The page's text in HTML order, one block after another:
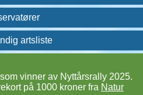
artsliste
vinner av Nyttårsrally 2025.
på 1000 kroner fra Natur